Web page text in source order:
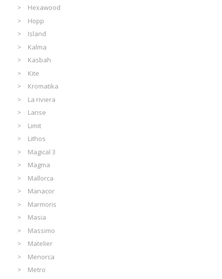
Hexawood
Hopp
Island
Kalma
Kasbah
Kite
Kromatika
La riviera
Lanse
Limit
Lithos
Magical 3
Magma
Mallorca
Manacor
Marmoris
Masia
Massimo
Matelier
Menorca
Metro